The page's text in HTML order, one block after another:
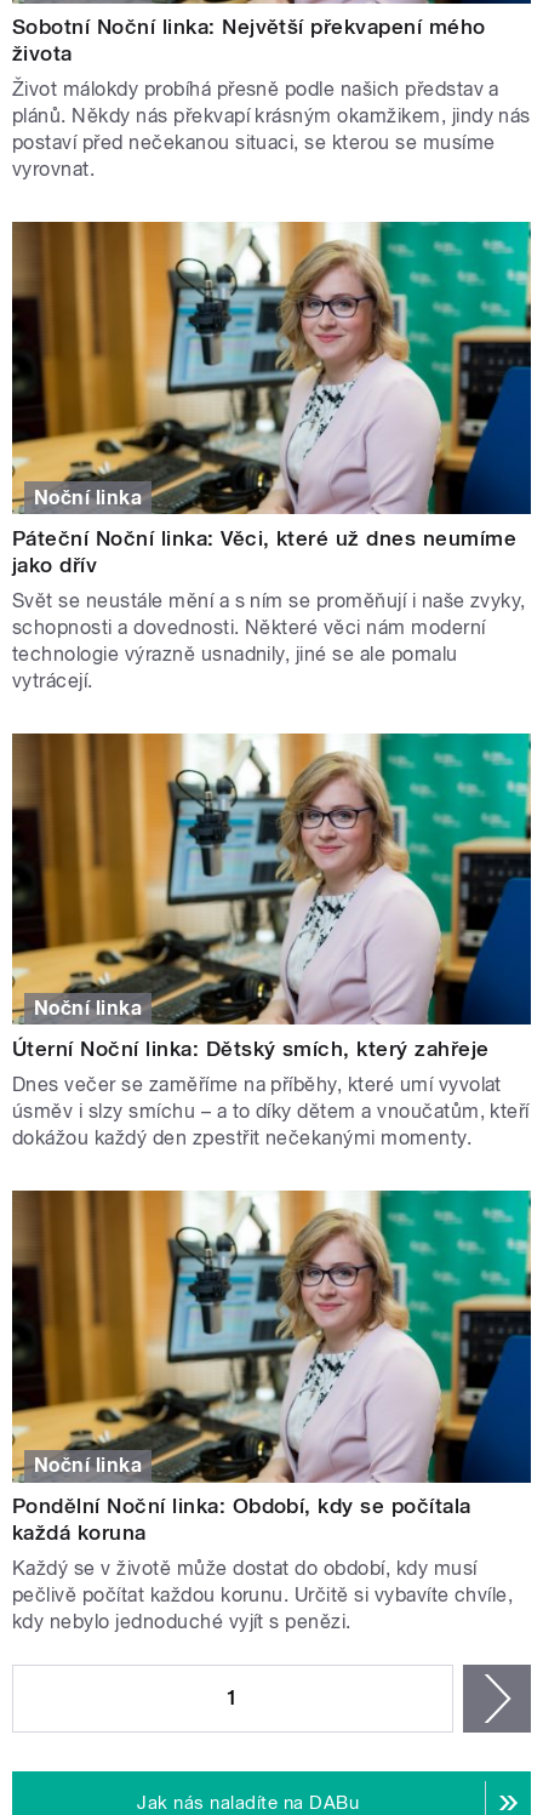
Sobotní Noční linka: Největší překvapení mého
života
Život málokdy probíhá přesně podle našich představ a
plánů. Někdy nás překvapí krásným okamžikem, jindy nás
postaví před nečekanou situaci, se kterou se musíme
vyrovnat.
Noční linka
Páteční Noční linka: Věci, které už dnes neumíme
jako dřív
Svět se neustále mění a s ním se proměňují i naše zvyky,
schopnosti a dovednosti. Některé věci nám moderní
technologie výrazně usnadnily, jiné se ale pomalu
vytrácejí.
Noční linka
Úterní Noční linka: Dětský smích, který zahřeje
Dnes večer se zaměříme na příběhy, které umí vyvolat
úsměv i slzy smíchu – a to díky dětem a vnoučatům, kteří
dokážou každý den zpestřit nečekanými momenty.
Noční linka
Pondělní Noční linka: Období, kdy se počítala
každá koruna
Každý se v životě může dostat do období, kdy musí
pečlivě počítat každou korunu. Určitě si vybavíte chvíle,
kdy nebylo jednoduché vyjít s penězi.
1
Jak nás naladíte na DABu